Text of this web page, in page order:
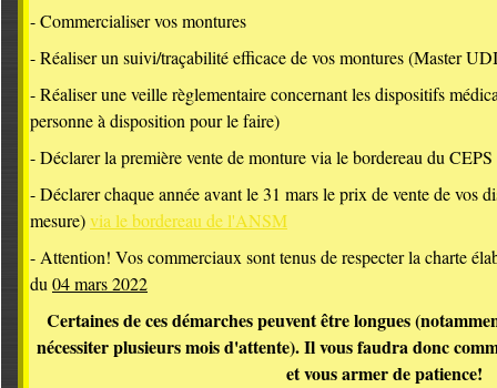
- Commercialiser vos montures
- Réaliser un suivi/traçabilité efficace de vos montures (Master
- Réaliser une veille règlementaire concernant les dispositifs
personne à disposition pour le faire)
- Déclarer la première vente de monture via le bordereau du CEPS
- Déclarer chaque année avant le 31 mars le prix de vente de vos
mesure)via le bordereau de l'ANSM
- Attention! Vos commerciaux sont tenus de respecter la charte
du 04 mars 2022
Certaines de ces démarches peuvent être longues
nécessiter plusieurs mois d'attente). Il vous faudra donc
et vous armer de patience!